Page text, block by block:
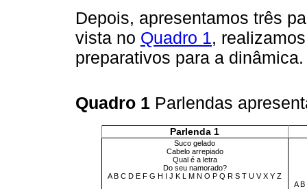
Depois, apresentamos três
vista no Quadro 1,
preparativos para a dinâmica.
Quadro 1 Parlendas
Parlenda 1
Suco gelado
Cabelo arrepiado
Qual é a letra
Do seu namorado?
A B C D E F G H I J K L M N O P Q R S T U V X Y Z
A